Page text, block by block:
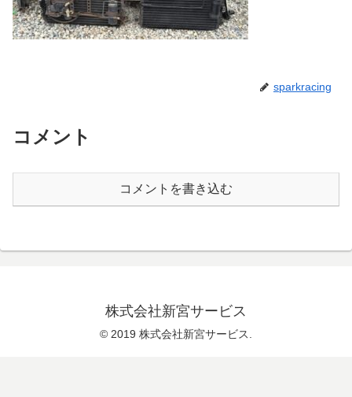
sparkracing
コメント
コメントを書き込む
株式会社新宮サービス
© 2019 株式会社新宮サービス.